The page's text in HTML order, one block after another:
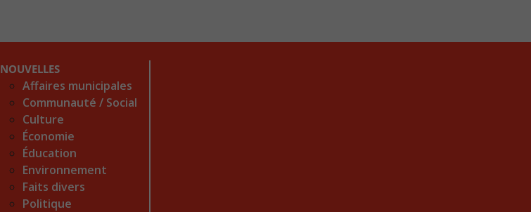
NOUVELLES
Affaires municipales
Communauté / Social
Culture
Économie
Éducation
Environnement
Faits divers
Politique